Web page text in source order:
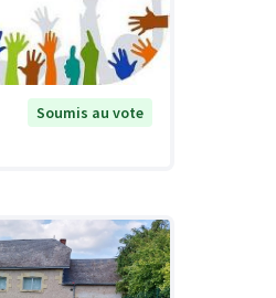
Soumis au vote